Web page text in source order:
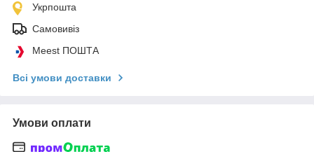
Укрпошта
Самовивіз
Meest ПОШТА
Всі умови доставки
Умови оплати